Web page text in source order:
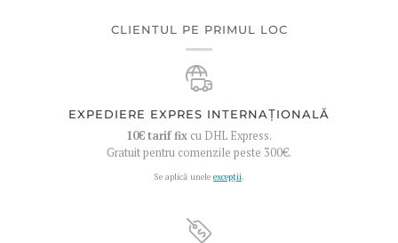
CLIENTUL PE PRIMUL LOC
EXPEDIERE EXPRES INTERNAȚIONALĂ
10€tarif fix cu DHL Express.
Gratuit pentru comenzile peste 300€.
Se aplică unele excepții.